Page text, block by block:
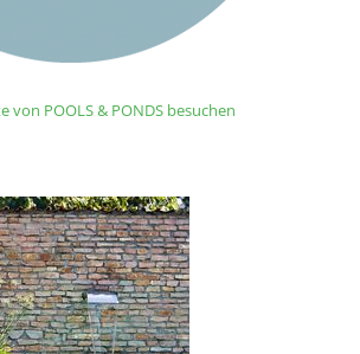
von POOLS & PONDS besuchen